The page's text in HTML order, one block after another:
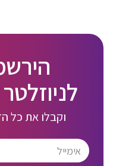
וקבלו את כל